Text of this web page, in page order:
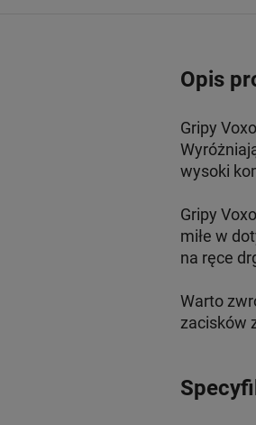
Opis
Gripy
wysoki
Gripy
miłe w
na ręce
Warto
zacisków